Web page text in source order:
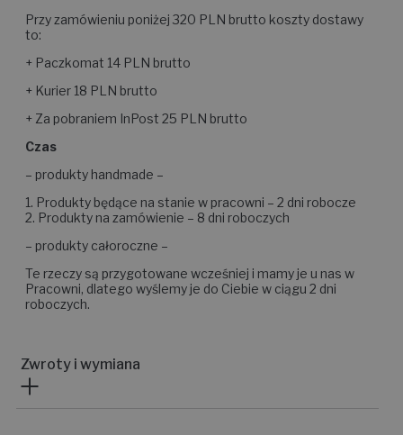
Przy zamówieniu poniżej 320 PLN brutto koszty dostawy
to:
+ Paczkomat 14 PLN brutto
+ Kurier 18 PLN brutto
+ Za pobraniem InPost 25 PLN brutto
Czas
– produkty handmade –
1. Produkty będące na stanie w pracowni – 2 dni robocze
2. Produkty na zamówienie – 8 dni roboczych
– produkty całoroczne –
Te rzeczy są przygotowane wcześniej i mamy je u nas w
Pracowni, dlatego wyślemy je do Ciebie w ciągu 2 dni
roboczych.
Zwroty i wymiana